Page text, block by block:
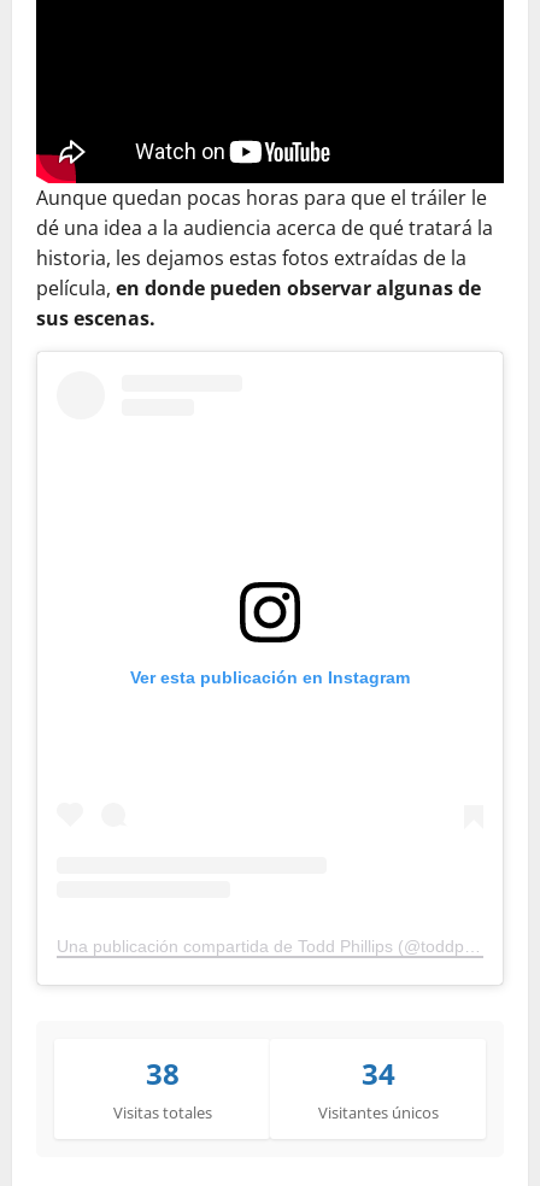
Aunque quedan pocas horas para que el tráiler le
dé una idea a la audiencia acerca de qué tratará la
historia, les dejamos estas fotos extraídas de la
película, en donde pueden observar algunas de
sus escenas.
Ver esta publicación en Instagram
38
Visitas totales
34
Visitantes únicos